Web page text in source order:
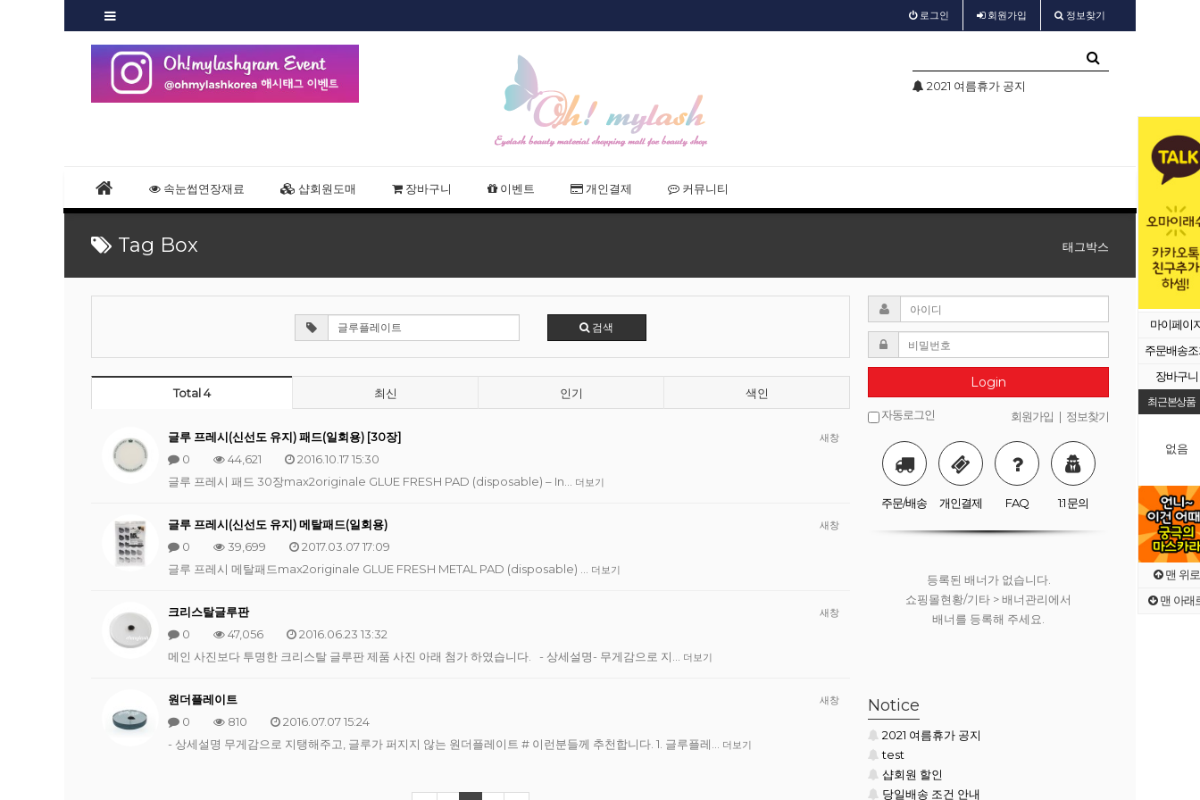
마이페이
주문배송
장바구니
최근본상품
없음
맨 위로
맨 아래
로그인 회원가입 정보찾기
2021 여름휴가 공지
속눈썹연장재료 샵회원도매 장바구니 이벤트 개인결제 커뮤니티
Tag Box 태그박스
검색
Total 4 최신 인기 색인
새창
글루 프레시(신선도 유지) 패드(일회용) [30장]
0
44,621
2016.10.17 15:30
​글루 프레시 패드 30장max2originale GLUE FRESH PAD (disposable) – In…
더보기
새창
글루 프레시(신선도 유지) 메탈패드(일회용)
0
39,699
2017.03.07 17:09
​글루 프레시 메탈패드max2originale GLUE FRESH METAL PAD (disposable) …
더보기
새창
크리스탈글루판
0
47,056
2016.06.23 13:32
​메인 사진보다 투명한 크리스탈 글루판 제품 사진 아래 첨가 하였습니다. ​ ​ - 상세설명- 무게감으로 지…
더보기
새창
원더플레이트
0
810
2016.07.07 15:24
- 상세설명 무게감으로 지탱해주고, 글루가 퍼지지 않는 원더플레이트 # 이런분들께 추천합니다. 1. 글루플레…
더보기
Login
자동로그인 회원가입 | 정보찾기
주문/배송 개인결제 FAQ 1:1 문의
등록된 배너가 없습니다.
쇼핑몰현황/기타 > 배너관리에서
배너를 등록해 주세요.
등록된 배너가 없습니다.
쇼핑몰현황/기타 > 배너관리에서
배너를 등록해 주세요.
쇼핑몰현황/기타 > 배너관리에서
배너를 등록해 주세요.
Notice
2021 여름휴가 공지
test
샵회원 할인
당일배송 조건 안내